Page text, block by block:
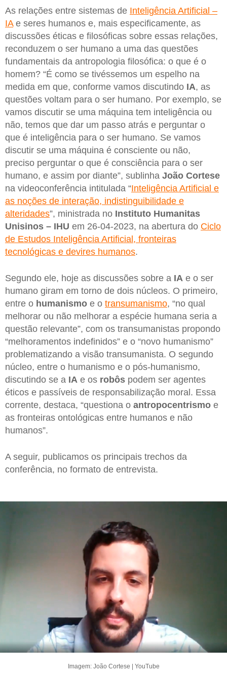
As relações entre sistemas de Inteligência Artificial –
IAe seres humanos e, mais especificamente, as
discussões éticas e filosóficas sobre essas relações,
reconduzem o ser humano a uma das questões
fundamentais da antropologia filosófica: o que é o
homem? “É como se tivéssemos um espelho na
medida em que, conforme vamos discutindo IA, as
questões voltam para o ser humano. Por exemplo, se
vamos discutir se uma máquina tem inteligência ou
não, temos que dar um passo atrás e perguntar o
que é inteligência para o ser humano. Se vamos
discutir se uma máquina é consciente ou não,
preciso perguntar o que é consciência para o ser
humano, e assim por diante”, sublinha João Cortese
na videoconferência intitulada “Inteligência Artificial e
as noções de interação, indistinguibilidade e
alteridades”, ministrada no Instituto Humanitas
Unisinos – IHU em 26-04-2023, na abertura do Ciclo
de Estudos Inteligência Artificial, fronteiras
tecnológicas e devires humanos.
Segundo ele, hoje as discussões sobre a IA e o ser
humano giram em torno de dois núcleos. O primeiro,
entre o humanismo e o transumanismo, “no qual
melhorar ou não melhorar a espécie humana seria a
questão relevante”, com os transumanistas propondo
“melhoramentos indefinidos” e o “novo humanismo”
problematizando a visão transumanista. O segundo
núcleo, entre o humanismo e o pós-humanismo,
discutindo se a IA e os robôs podem ser agentes
éticos e passíveis de responsabilização moral. Essa
corrente, destaca, “questiona o antropocentrismo e
as fronteiras ontológicas entre humanos e não
humanos”.
A seguir, publicamos os principais trechos da
conferência, no formato de entrevista.
Imagem: João Cortese | YouTube